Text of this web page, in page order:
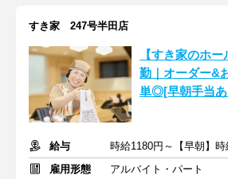
すき家 247号半田店
【すき家のホ
勤｜オーダー&
単◎[早朝手当あ
給与
時給1180円～【早朝】時
雇用形態
アルバイト・パート